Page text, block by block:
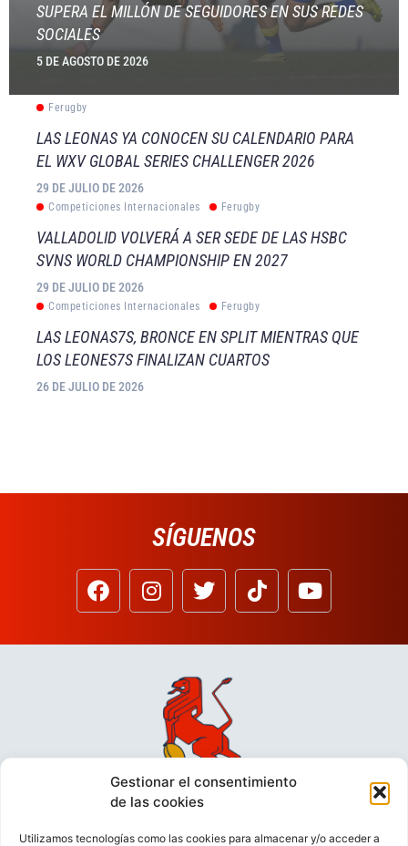
Gestionar el consentimiento
de las cookies
Utilizamos tecnologías como las cookies para almacenar y/o acceder a
SUPERA EL MILLÓN DE SEGUIDORES EN SUS REDES
SOCIALES
5 DE AGOSTO DE 2026
Ferugby
LAS LEONAS YA CONOCEN SU CALENDARIO PARA
EL WXV GLOBAL SERIES CHALLENGER 2026
29 DE JULIO DE 2026
Competiciones Internacionales Ferugby
VALLADOLID VOLVERÁ A SER SEDE DE LAS HSBC
SVNS WORLD CHAMPIONSHIP EN 2027
29 DE JULIO DE 2026
Competiciones Internacionales Ferugby
LAS LEONAS7S, BRONCE EN SPLIT MIENTRAS QUE
LOS LEONES7S FINALIZAN CUARTOS
26 DE JULIO DE 2026
SÍGUENOS